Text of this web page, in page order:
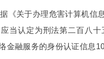
《关于办理危害计算机信
当认定为刑法第二百八
金融服务的身份认证信息